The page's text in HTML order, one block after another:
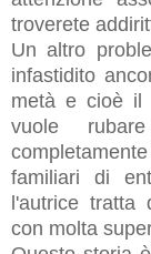
troverete
Un altro
infastidito
metà e cioè il
vuole
familiari di
l'autrice tratta
con molta